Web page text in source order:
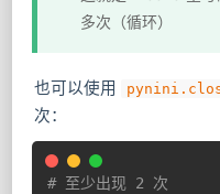
多次（循环）
也可以使用
次：
# 至少出现 2 次